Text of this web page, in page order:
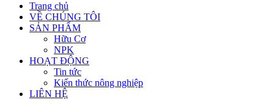
Trang chủ
VỀ CHÚNG TÔI
SẢN PHẨM
Hữu Cơ
NPK
HOẠT ĐỘNG
Tin tức
Kiến thức nông nghiệp
LIÊN HỆ